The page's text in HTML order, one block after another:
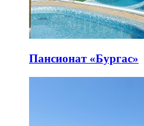
Пансионат «Бургас»